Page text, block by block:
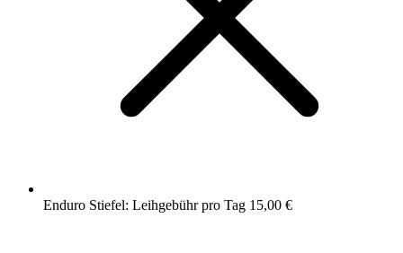
Enduro Stiefel: Leihgebühr pro Tag 15,00 €